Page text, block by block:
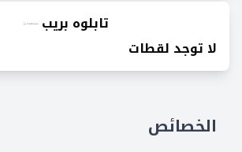
تابلوه بريب
لا توجد لقطات
الخصائص